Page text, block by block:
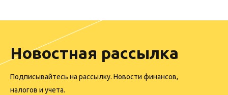
Новостная рассылка
Подписывайтесь на рассылку. Новости финансов,
налогов и учета.